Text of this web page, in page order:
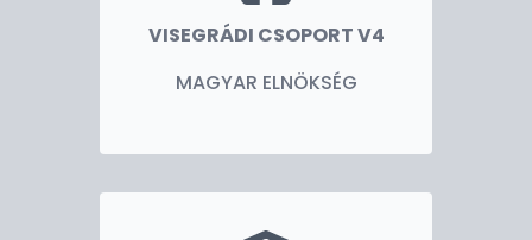
VISEGRÁDI CSOPORT V4
MAGYAR ELNÖKSÉG